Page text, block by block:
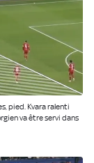
pied. Kvara ralenti
va être servi dans